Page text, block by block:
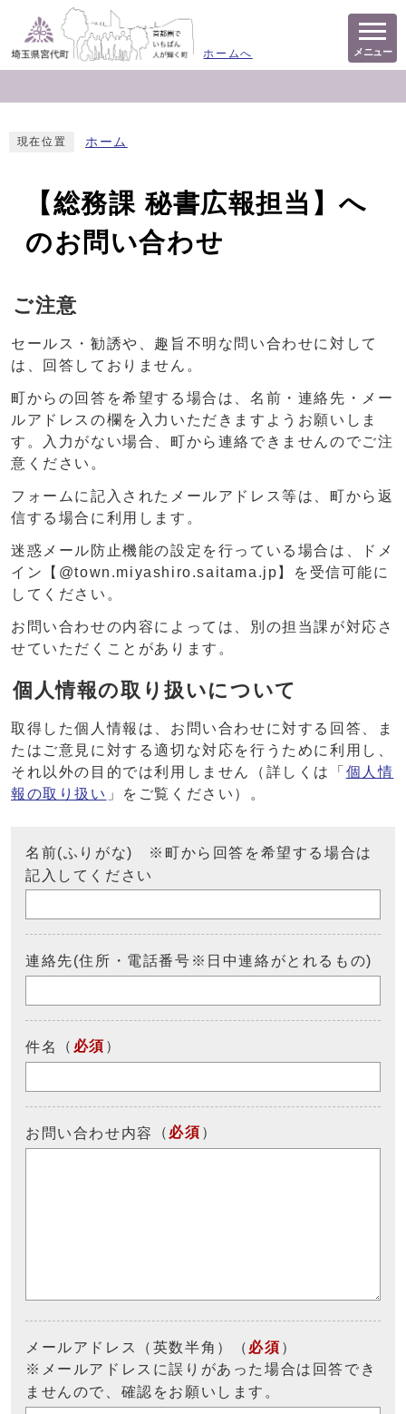
ホームへ メニュー
現在位置 ホーム
【総務課 秘書広報担当】へ
のお問い合わせ
ご注意
セールス・勧誘や、趣旨不明な問い合わせに対して
は、回答しておりません。
町からの回答を希望する場合は、名前・連絡先・メー
ルアドレスの欄を入力いただきますようお願いしま
す。入力がない場合、町から連絡できませんのでご注
意ください。
フォームに記入されたメールアドレス等は、町から返
信する場合に利用します。
迷惑メール防止機能の設定を行っている場合は、ドメ
イン【@town.miyashiro.saitama.jp】を受信可能に
してください。
お問い合わせの内容によっては、別の担当課が対応さ
せていただくことがあります。
個人情報の取り扱いについて
取得した個人情報は、お問い合わせに対する回答、ま
たはご意見に対する適切な対応を行うために利用し、
それ以外の目的では利用しません（詳しくは「 個人情
報の取り扱い 」をご覧ください）。
名前(ふりがな) ※町から回答を希望する場合は
記入してください
連絡先(住所・電話番号※日中連絡がとれるもの)
件名 （ 必須 ）
お問い合わせ内容 （ 必須 ）
メールアドレス（英数半角）（ 必須 ）
※メールアドレスに誤りがあった場合は回答でき
ませんので、確認をお願いします。